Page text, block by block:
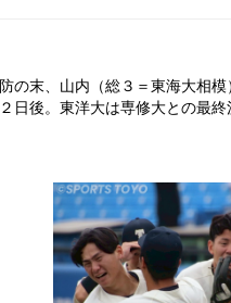
の末、山内（総３＝東海大相
日後。東洋大は専修大との最